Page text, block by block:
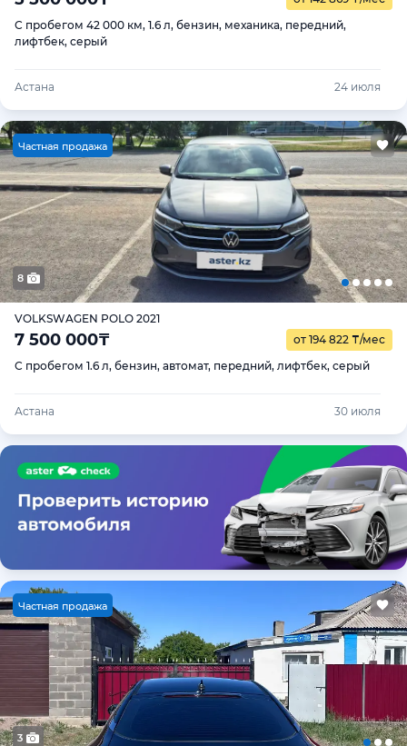
С пробегом 42 000 км, 1.6 л, бензин, механика, передний,
лифтбек, серый
Астана 24 июля
Частная продажа
8
VOLKSWAGEN POLO 2021
7 500 000₸ от 194 822 ₸/мес
С пробегом 1.6 л, бензин, автомат, передний, лифтбек, серый
Астана 30 июля
Частная продажа
3